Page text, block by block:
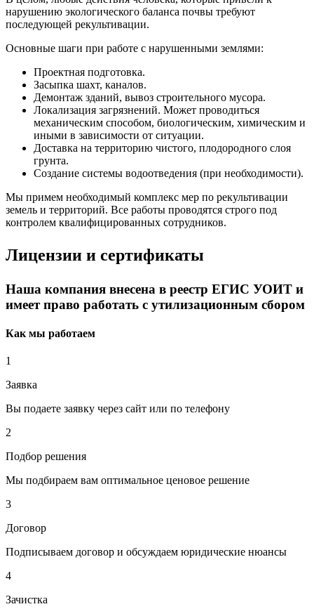
нарушению экологического баланса почвы требуют
последующей рекультивации.
Основные шаги при работе с нарушенными землями:
Проектная подготовка.
Засыпка шахт, каналов.
Демонтаж зданий, вывоз строительного мусора.
Локализация загрязнений. Может проводиться
механическим способом, биологическим, химическим и
иными в зависимости от ситуации.
Доставка на территорию чистого, плодородного слоя
грунта.
Создание системы водоотведения (при необходимости).
Мы примем необходимый комплекс мер по рекультивации
земель и территорий. Все работы проводятся строго под
контролем квалифицированных сотрудников.
Лицензии и сертификаты
Наша компания внесена в реестр ЕГИС УОИТ и
имеет право работать с утилизационным сбором
Как мы работаем
1
Заявка
Вы подаете заявку через сайт или по телефону
2
Подбор решения
Мы подбираем вам оптимальное ценовое решение
3
Договор
Подписываем договор и обсуждаем юридические нюансы
4
Зачистка